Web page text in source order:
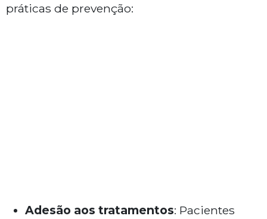
práticas de prevenção:
Adesão aos tratamentos: Pacientes